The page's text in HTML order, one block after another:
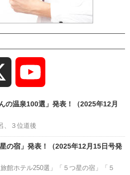
Channel
の温泉100選」発表！（2025年12月
、３位道後
の宿」発表！（2025年12月15日号発
館ホテル250選」「５つ星の宿」「５